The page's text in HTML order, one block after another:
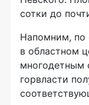
сотки до
Напомним, по
в областном
многодетным
горвласти